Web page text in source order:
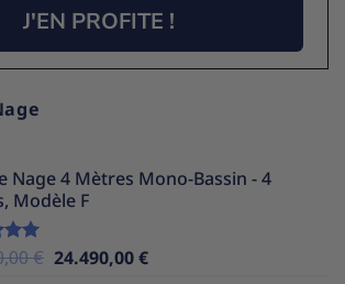
J'EN PROFITE !
Nage 4 Mètres Mono-Bassin - 4
Modèle F
€ Le
24.490,00€Le